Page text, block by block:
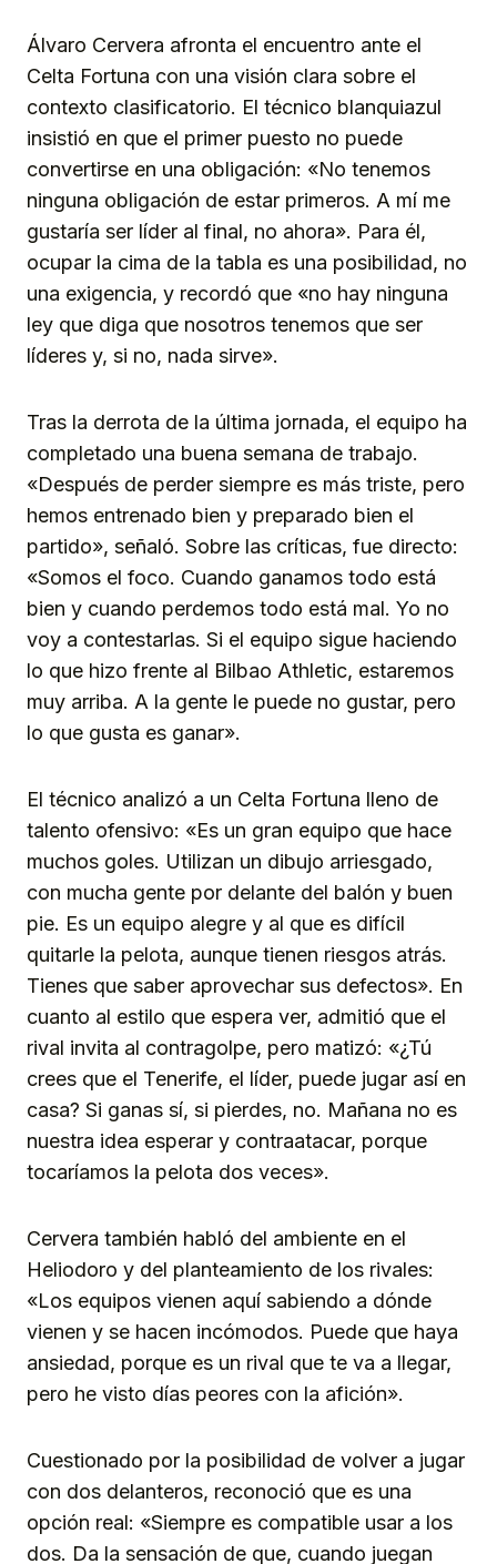
Álvaro Cervera afronta el encuentro ante el
Celta Fortuna con una visión clara sobre el
contexto clasificatorio. El técnico blanquiazul
insistió en que el primer puesto no puede
convertirse en una obligación: «No tenemos
ninguna obligación de estar primeros. A mí me
gustaría ser líder al final, no ahora». Para él,
ocupar la cima de la tabla es una posibilidad, no
una exigencia, y recordó que «no hay ninguna
ley que diga que nosotros tenemos que ser
líderes y, si no, nada sirve».
Tras la derrota de la última jornada, el equipo ha
completado una buena semana de trabajo.
«Después de perder siempre es más triste, pero
hemos entrenado bien y preparado bien el
partido», señaló. Sobre las críticas, fue directo:
«Somos el foco. Cuando ganamos todo está
bien y cuando perdemos todo está mal. Yo no
voy a contestarlas. Si el equipo sigue haciendo
lo que hizo frente al Bilbao Athletic, estaremos
muy arriba. A la gente le puede no gustar, pero
lo que gusta es ganar».
El técnico analizó a un Celta Fortuna lleno de
talento ofensivo: «Es un gran equipo que hace
muchos goles. Utilizan un dibujo arriesgado,
con mucha gente por delante del balón y buen
pie. Es un equipo alegre y al que es difícil
quitarle la pelota, aunque tienen riesgos atrás.
Tienes que saber aprovechar sus defectos». En
cuanto al estilo que espera ver, admitió que el
rival invita al contragolpe, pero matizó: «¿Tú
crees que el Tenerife, el líder, puede jugar así en
casa? Si ganas sí, si pierdes, no. Mañana no es
nuestra idea esperar y contraatacar, porque
tocaríamos la pelota dos veces».
Cervera también habló del ambiente en el
Heliodoro y del planteamiento de los rivales:
«Los equipos vienen aquí sabiendo a dónde
vienen y se hacen incómodos. Puede que haya
ansiedad, porque es un rival que te va a llegar,
pero he visto días peores con la afición».
Cuestionado por la posibilidad de volver a jugar
con dos delanteros, reconoció que es una
opción real: «Siempre es compatible usar a los
dos. Da la sensación de que, cuando juegan